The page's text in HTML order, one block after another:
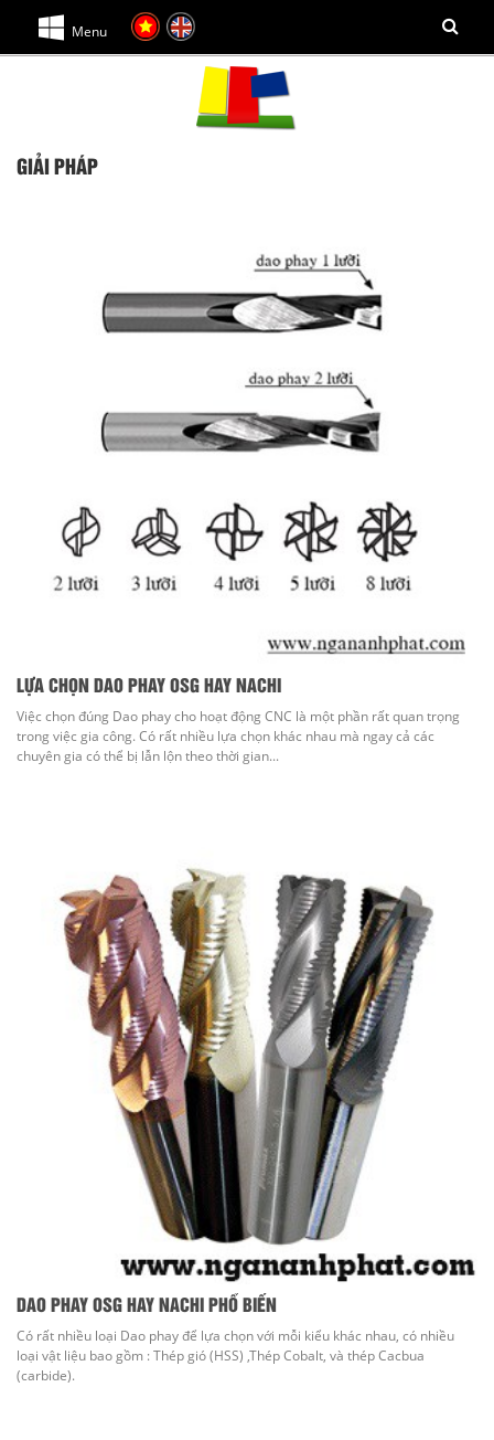
Menu
GIẢI PHÁP
LỰA CHỌN DAO PHAY OSG HAY NACHI
Việc chọn đúng Dao phay cho hoạt động CNC là một phần rất quan trọng
trong việc gia công. Có rất nhiều lựa chọn khác nhau mà ngay cả các
chuyên gia có thể bị lẫn lộn theo thời gian...
DAO PHAY OSG HAY NACHI PHỔ BIẾN
Có rất nhiều loại Dao phay để lựa chọn với mỗi kiểu khác nhau, có nhiều
loại vật liệu bao gồm : Thép gió (HSS) ,Thép Cobalt, và thép Cacbua
(carbide).